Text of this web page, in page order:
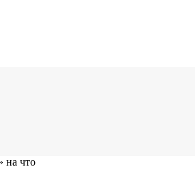
на что